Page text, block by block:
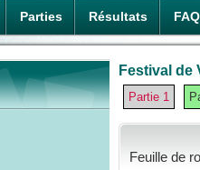
Parties Résultats FAQ
Festival de
Partie 1
Feuille de